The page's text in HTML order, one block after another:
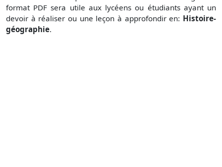
format PDF sera utile aux lycéens ou étudiants ayant un
devoir à réaliser ou une leçon à approfondir en: Histoire-
géographie.